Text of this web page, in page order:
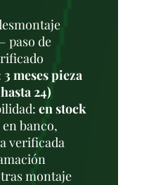
paso de
3 meses pieza
24)
en stock
en banco,
verificada
montaje